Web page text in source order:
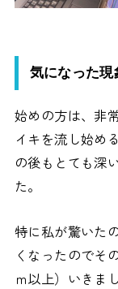
気になった現
始めの方は、非
イキを流し始め
の後もとても深
た。
特に私が驚いた
くなったのでそ
ｍ以上）いきま